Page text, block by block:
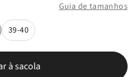
Guia de tamanhos
39-40
à sacola